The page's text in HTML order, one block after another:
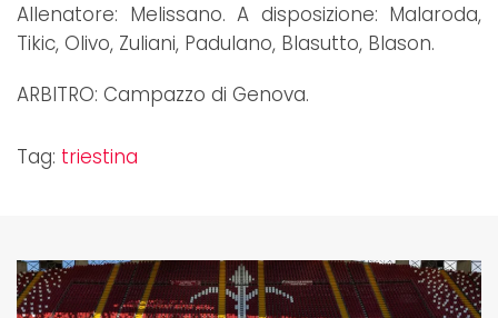
Allenatore: Melissano. A disposizione: Malaroda,
Tikic, Olivo, Zuliani, Padulano, Blasutto, Blason.
ARBITRO: Campazzo di Genova.
Tag: triestina